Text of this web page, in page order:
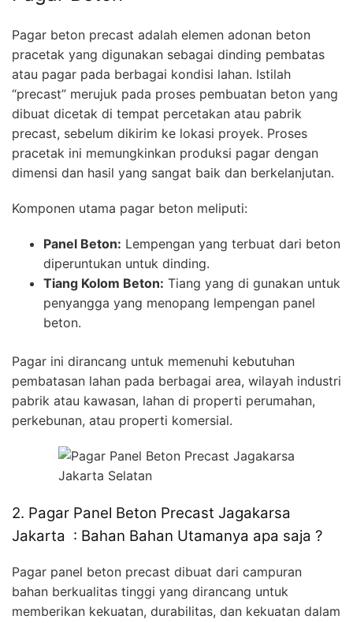
Pagar beton precast adalah elemen adonan beton
pracetak yang digunakan sebagai dinding pembatas
atau pagar pada berbagai kondisi lahan. Istilah
“precast” merujuk pada proses pembuatan beton yang
dibuat dicetak di tempat percetakan atau pabrik
precast, sebelum dikirim ke lokasi proyek. Proses
pracetak ini memungkinkan produksi pagar dengan
dimensi dan hasil yang sangat baik dan berkelanjutan.
Komponen utama pagar beton meliputi:
Panel Beton: Lempengan yang terbuat dari beton
diperuntukan untuk dinding.
Tiang Kolom Beton: Tiang yang di gunakan untuk
penyangga yang menopang lempengan panel
beton.
Pagar ini dirancang untuk memenuhi kebutuhan
pembatasan lahan pada berbagai area, wilayah industri
pabrik atau kawasan, lahan di properti perumahan,
perkebunan, atau properti komersial.
2. Pagar Panel Beton Precast Jagakarsa
Jakarta : Bahan Bahan Utamanya apa saja ?
Pagar panel beton precast dibuat dari campuran
bahan berkualitas tinggi yang dirancang untuk
memberikan kekuatan, durabilitas, dan kekuatan dalam